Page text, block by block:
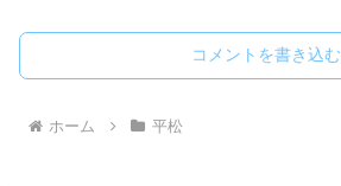
コメントを書き込む
ホーム 平松